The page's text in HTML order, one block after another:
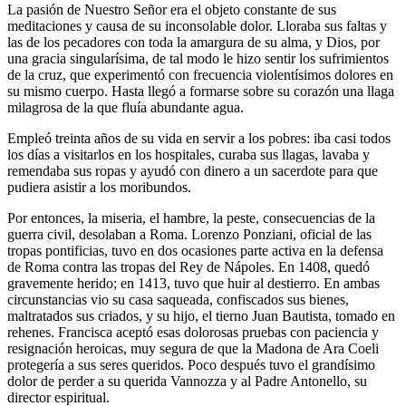
La pasión de Nuestro Señor era el objeto constante de sus
meditaciones y causa de su inconsolable dolor. Lloraba sus faltas y
las de los pecadores con toda la amargura de su alma, y Dios, por
una gracia singularísima, de tal modo le hizo sentir los sufrimientos
de la cruz, que experimentó con fre­cuencia violentísimos dolores en
su mismo cuerpo. Hasta llegó a formarse sobre su corazón una llaga
milagrosa de la que fluía abundante agua.
Empleó treinta años de su vida en servir a los pobres: iba casi todos
los días a visitarlos en los hospitales, curaba sus llagas, lavaba y
remendaba sus ropas y ayudó con dinero a un sacerdote para que
pudiera asistir a los moribundos.
Por entonces, la miseria, el hambre, la peste, consecuencias de la
guerra civil, desolaban a Roma. Lorenzo Ponziani, oficial de las
tropas pontificias, tuvo en dos ocasiones parte activa en la defensa
de Roma contra las tropas del Rey de Nápoles. En 1408, quedó
gravemente herido; en 1413, tuvo que huir al destierro. En ambas
circunstancias vio su casa saqueada, confisca­dos sus bienes,
maltratados sus criados, y su hijo, el tierno Juan Bautista, tomado en
rehenes. Francisca aceptó esas dolorosas pruebas con paciencia y
resignación heroicas, muy segura de que la Madona de Ara Coeli
protegería a sus seres queridos. Poco después tuvo el grandísimo
dolor de perder a su querida Vannozza y al Padre Antonello, su
director espiritual.